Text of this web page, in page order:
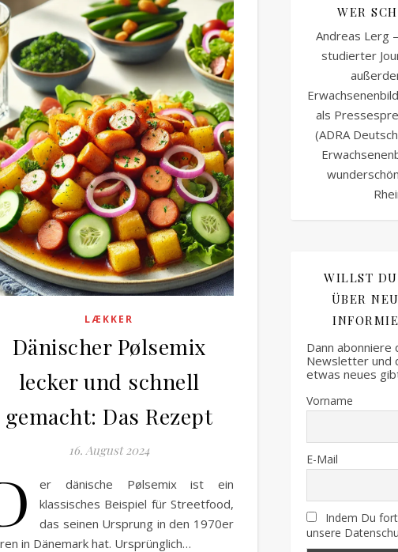
LÆKKER
Dänischer Pølsemix
lecker und schnell
gemacht: Das Rezept
16. August 2024
er dänische Pølsemix ist ein
klassisches Beispiel für Streetfood,
das seinen Ursprung in den 1970er
in Dänemark hat. Ursprünglich…
WER
Andreas Lerg
studierter
als
(ADRA
WILLST DU
BER
Dann abonniere
Newsletter und
etwas neues
Vorname
E-Mail
Indem Du
unsere